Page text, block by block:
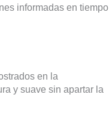
informadas en tiempo
en la
y suave sin apartar la